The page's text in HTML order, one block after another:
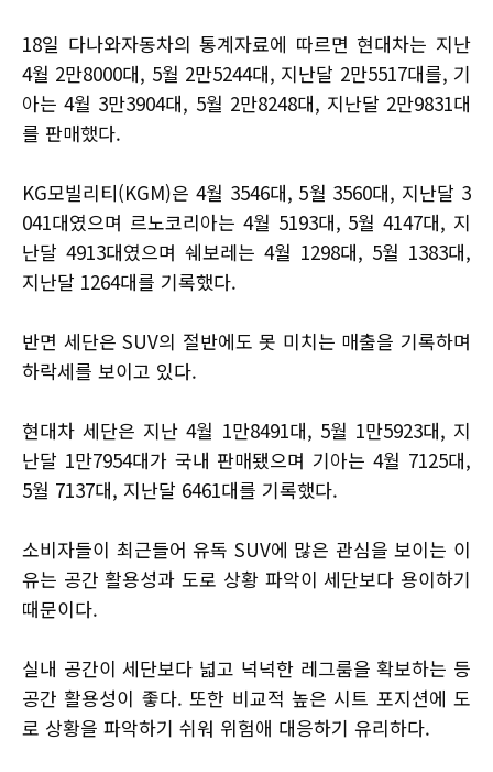
18일 다나와자동차의 통계자료에 따르면 현대차는 지난
4월 2만8000대, 5월 2만5244대, 지난달 2만5517대를, 기
아는 4월 3만3904대, 5월 2만8248대, 지난달 2만9831대
를 판매했다.
KG모빌리티(KGM)은 4월 3546대, 5월 3560대, 지난달 3
041대였으며 르노코리아는 4월 5193대, 5월 4147대, 지
난달 4913대였으며 쉐보레는 4월 1298대, 5월 1383대,
지난달 1264대를 기록했다.
반면 세단은 SUV의 절반에도 못 미치는 매출을 기록하며
하락세를 보이고 있다.
현대차 세단은 지난 4월 1만8491대, 5월 1만5923대, 지
난달 1만7954대가 국내 판매됐으며 기아는 4월 7125대,
5월 7137대, 지난달 6461대를 기록했다.
소비자들이 최근들어 유독 SUV에 많은 관심을 보이는 이
유는 공간 활용성과 도로 상황 파악이 세단보다 용이하기
때문이다.
실내 공간이 세단보다 넓고 넉넉한 레그룸을 확보하는 등
공간 활용성이 좋다. 또한 비교적 높은 시트 포지션에 도
로 상황을 파악하기 쉬워 위험애 대응하기 유리하다.